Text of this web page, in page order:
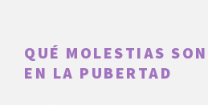
QUÉ MOLESTIAS
EN LA PUBERTAD